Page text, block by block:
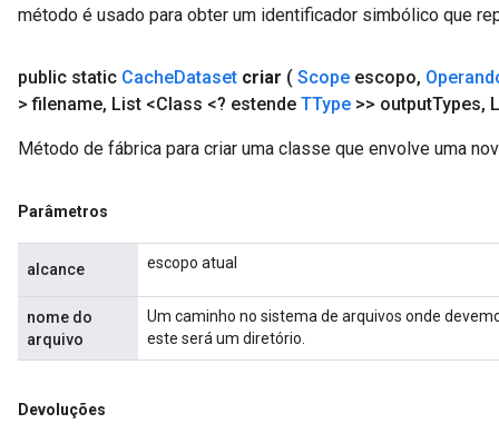
método é usado para obter um identificador simbólico que
public static CacheDataset criar ( Scope escopo,
> filename, List <Class <? estende TType >> outputTypes,
Método de fábrica para criar uma classe que envolve uma
Parâmetros
alcance escopo atual
nome do
arquivo
Um caminho no sistema de arquivos onde
este será um diretório.
Devoluções